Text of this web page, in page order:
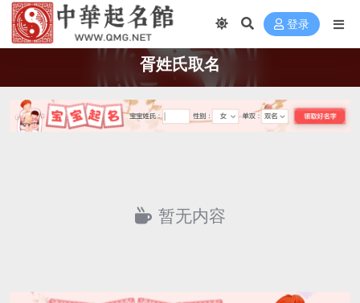
登录
胥姓氏取名
暂无内容